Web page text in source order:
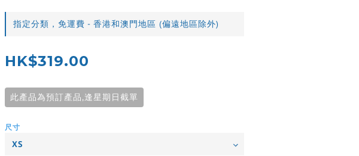
指定分類，免運費 - 香港和澳門地區 (偏遠地區除外)
HK$319.00
此產品為預訂產品,逢星期日截單
尺寸